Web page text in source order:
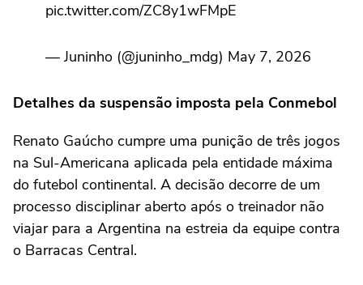
pic.twitter.com/ZC8y1wFMpE
— Juninho (@juninho_mdg) May 7, 2026
Detalhes da suspensão imposta pela Conmebol
Renato Gaúcho cumpre uma punição de três jogos
na Sul-Americana aplicada pela entidade máxima
do futebol continental. A decisão decorre de um
processo disciplinar aberto após o treinador não
viajar para a Argentina na estreia da equipe contra
o Barracas Central.